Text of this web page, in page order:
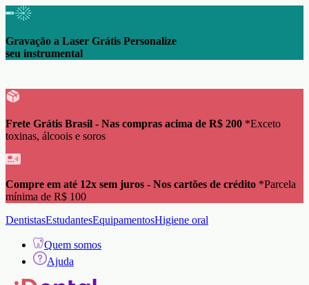
Gravação a Laser Grátis Personalize
seu instrumental
Frete Grátis Brasil - Nas compras acima de R$ 200 *Exceto
toxinas, álcoois e soros
Compre em até 12x sem juros - Nos cartões de crédito *Parcela
mínima de R$ 100
DentistasEstudantesEquipamentosHigiene oral
Quem somos
Ajuda